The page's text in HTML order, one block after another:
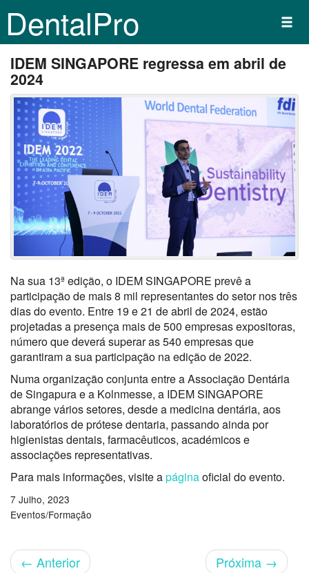
DentalPro
IDEM SINGAPORE regressa em abril de
2024
Na sua 13ª edição, o IDEM SINGAPORE prevê a
participação de mais 8 mil representantes do setor nos três
dias do evento. Entre 19 e 21 de abril de 2024, estão
projetadas a presença mais de 500 empresas expositoras,
número que deverá superar as 540 empresas que
garantiram a sua participação na edição de 2022.
Numa organização conjunta entre a Associação Dentária
de Singapura e a Kolnmesse, a IDEM SINGAPORE
abrange vários setores, desde a medicina dentária, aos
laboratórios de prótese dentaria, passando ainda por
higienistas dentais, farmacêuticos, académicos e
associações representativas.
Para mais informações, visite apáginaoficial do evento.
7 Julho, 2023
Eventos/Formação
← Anterior Próxima →